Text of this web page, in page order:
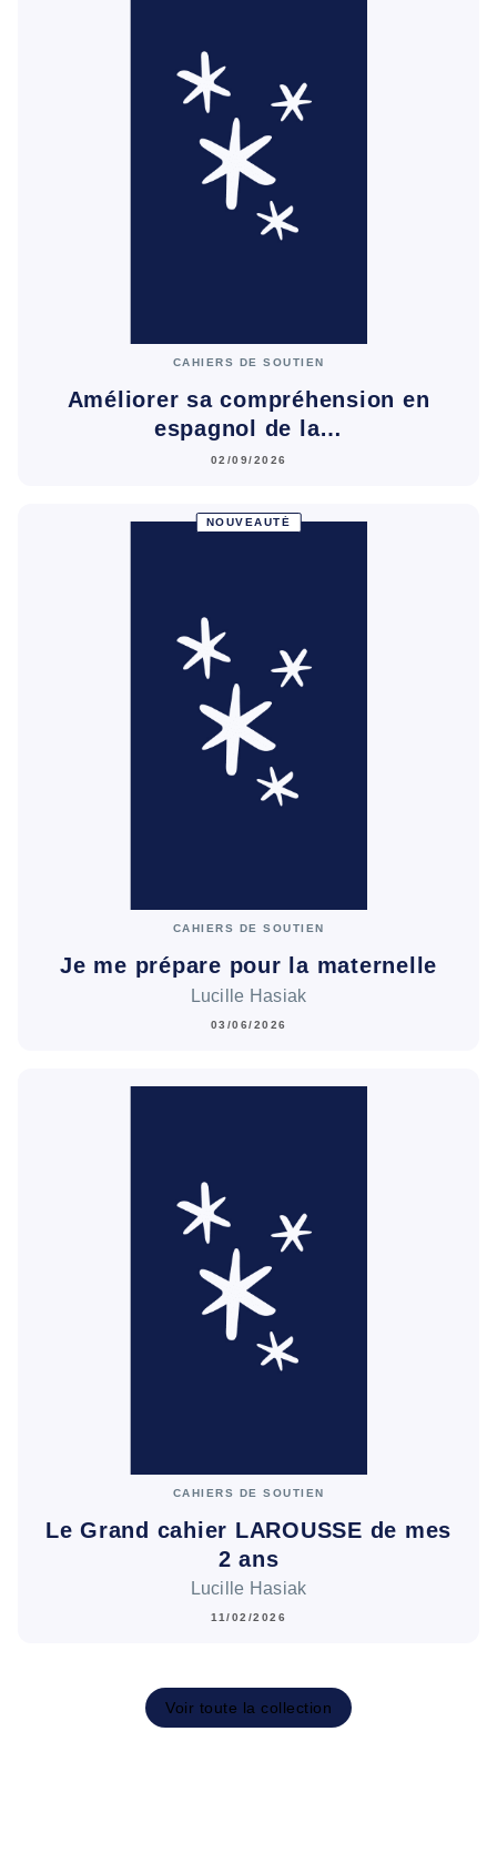
CAHIERS DE SOUTIEN
Améliorer sa compréhension en
espagnol de la…
02/09/2026
NOUVEAUTÉ
CAHIERS DE SOUTIEN
Je me prépare pour la maternelle
Lucille Hasiak
03/06/2026
CAHIERS DE SOUTIEN
Le Grand cahier LAROUSSE de mes
2 ans
Lucille Hasiak
11/02/2026
Voir toute la collection